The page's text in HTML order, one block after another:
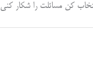
کن مسائلت را شکار